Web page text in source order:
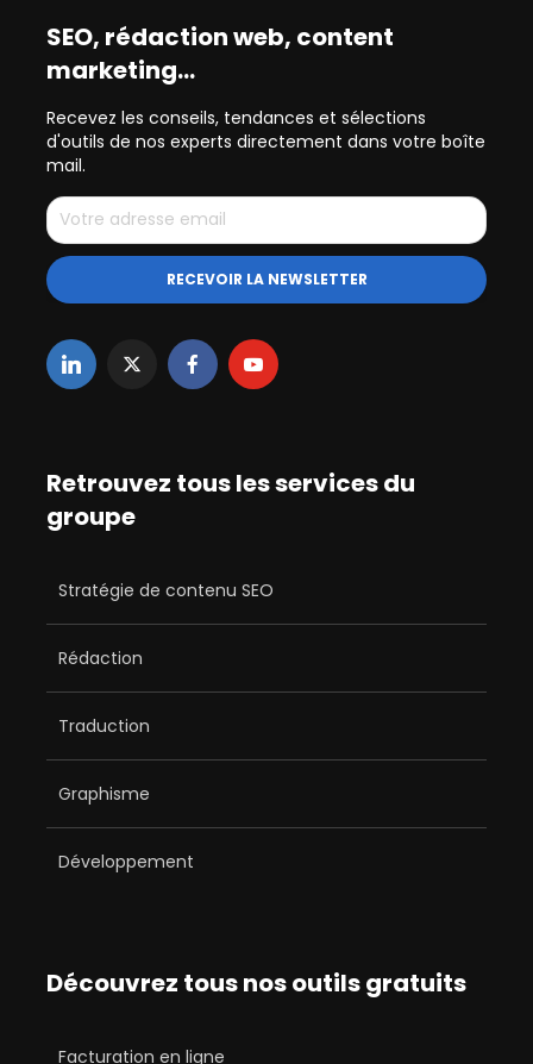
SEO, rédaction web, content
marketing…
Recevez les conseils, tendances et sélections
d'outils de nos experts directement dans votre boîte
mail.
Retrouvez tous les services du
groupe
Stratégie de contenu SEO
Rédaction
Traduction
Graphisme
Développement
Découvrez tous nos outils gratuits
Facturation en ligne